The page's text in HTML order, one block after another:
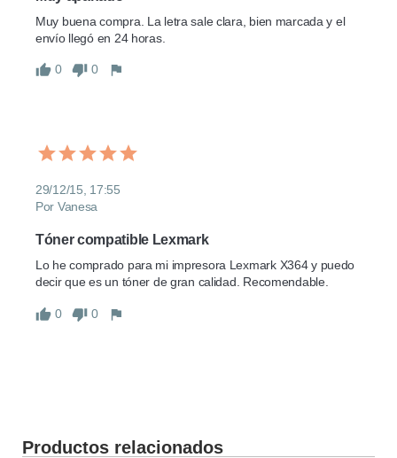
Muy buena compra. La letra sale clara, bien marcada y el
envío llegó en 24 horas.
0 0
29/12/15, 17:55
Por Vanesa
Tóner compatible Lexmark
Lo he comprado para mi impresora Lexmark X364 y puedo
decir que es un tóner de gran calidad. Recomendable.
0 0
Productos relacionados